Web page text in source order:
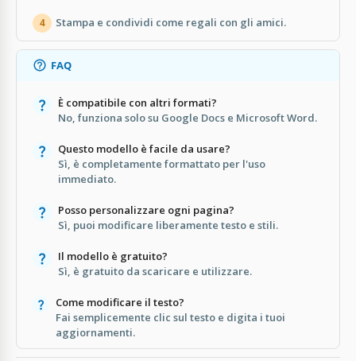
4 Stampa e condividi come regali con gli amici.
FAQ
È compatibile con altri formati?
No, funziona solo su Google Docs e Microsoft Word.
Questo modello è facile da usare?
Sì, è completamente formattato per l'uso
immediato.
Posso personalizzare ogni pagina?
Sì, puoi modificare liberamente testo e stili.
Il modello è gratuito?
Sì, è gratuito da scaricare e utilizzare.
Come modificare il testo?
Fai semplicemente clic sul testo e digita i tuoi
aggiornamenti.